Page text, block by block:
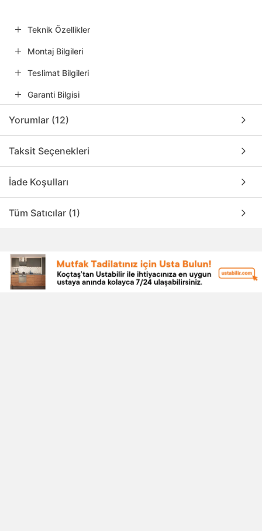
Teknik Özellikler
Montaj Bilgileri
Teslimat Bilgileri
Garanti Bilgisi
Yorumlar (12)
Taksit Seçenekleri
İade Koşulları
Tüm Satıcılar (1)